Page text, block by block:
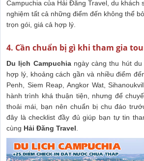
Campuchia của Hải Đăng Travel, du khách
nghiệm tất cả những điểm đến không thể
trọn gói, giá cả hợp lý.
4. Cần chuẩn bị gì khi tham gia
Du lịch Campuchiangày càng thu hút du
hợp lý, khoảng cách gần và nhiều điểm
Penh, Siem Reap, Angkor Wat,
hành trình khá thuận tiện, nhưng để
thoải mái, bạn nên chuẩn bị chu đáo
đây là checklist đầy đủ giúp bạn tự tin
cùng Hải Đăng Travel